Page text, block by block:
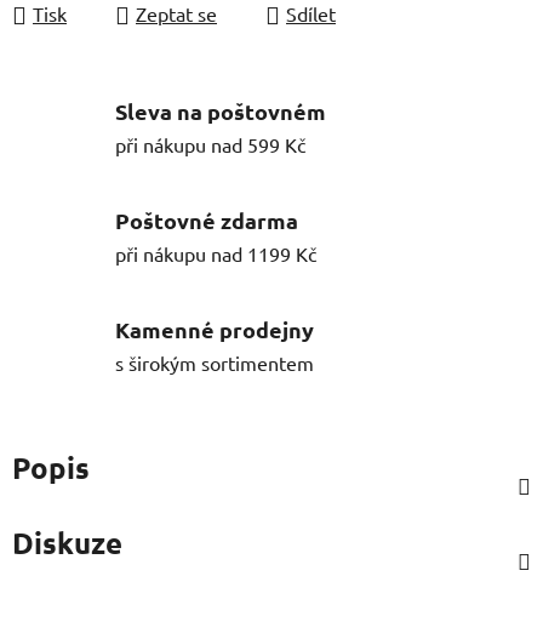
Tisk
Zeptat se Sdílet
Sleva na poštovném
při nákupu nad 599 Kč
Poštovné zdarma
při nákupu nad 1199 Kč
Kamenné prodejny
s širokým sortimentem
Popis
Diskuze